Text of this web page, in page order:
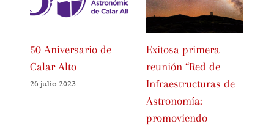
50 Aniversario de
Calar Alto
26 julio 2023
Exitosa primera
reunión “Red de
Infraestructuras de
Astronomía:
promoviendo